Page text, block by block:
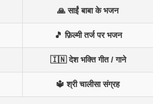
🙏 साईं बाबा के भजन
🎵 फ़िल्मी तर्ज पर भजन
🇮🇳 देश भक्ति गीत / गाने
🔱 श्री चालीसा संग्रह